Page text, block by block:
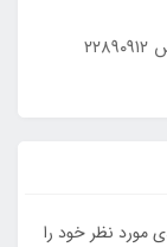
مرکز مشاوره ره‌یافتگان سلامت. شماره تماس ۲۲۸۹۰۹۱۲
مورد نظر خود را